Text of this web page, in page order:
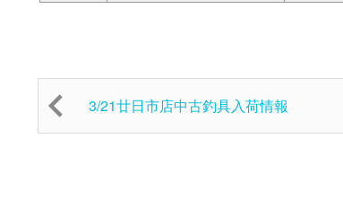
3/21廿日市店中古釣具入荷情報